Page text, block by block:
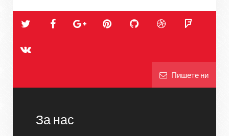
Пишете ни
За нас